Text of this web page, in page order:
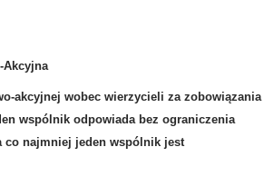
Akcyjna
akcyjnej wobec wierzycieli za zobowiązania
wspólnik odpowiada bez ograniczenia
co najmniej jeden wspólnik jest